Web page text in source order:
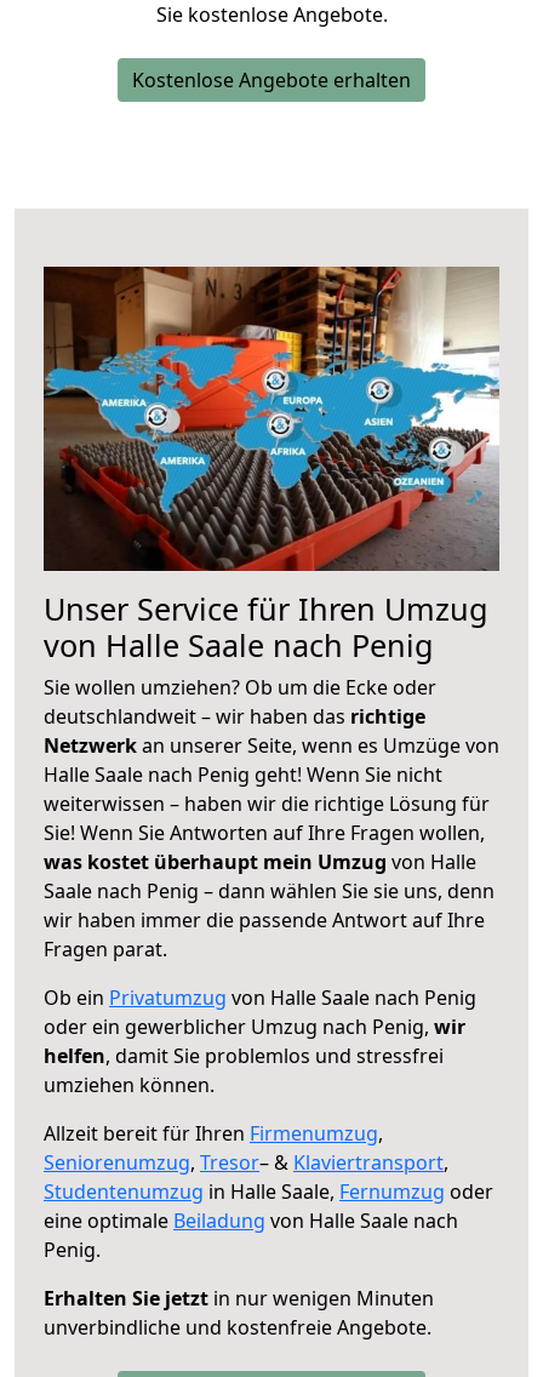
Sie kostenlose Angebote.
Kostenlose Angebote erhalten
Unser Service für Ihren Umzug
von Halle Saale nach Penig
Sie wollen umziehen? Ob um die Ecke oder
deutschlandweit – wir haben das richtige
Netzwerkan unserer Seite, wenn es Umzüge von
Halle Saale nach Penig geht! Wenn Sie nicht
weiterwissen – haben wir die richtige Lösung für
Sie! Wenn Sie Antworten auf Ihre Fragen wollen,
was kostet überhaupt mein Umzug von Halle
Saale nach Penig – dann wählen Sie sie uns, denn
wir haben immer die passende Antwort auf Ihre
Fragen parat.
Ob ein Privatumzug von Halle Saale nach Penig
oder ein gewerblicher Umzug nach Penig, wir
helfen, damit Sie problemlos und stressfrei
umziehen können.
Allzeit bereit für Ihren Firmenumzug,
Seniorenumzug, Tresor– & Klaviertransport,
Studentenumzug in Halle Saale, Fernumzug oder
eine optimale Beiladung von Halle Saale nach
Penig.
Erhalten Sie jetzt in nur wenigen Minuten
unverbindliche und kostenfreie Angebote.